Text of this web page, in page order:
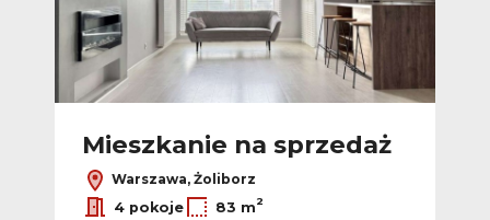
Mieszkanie na sprzedaż
Warszawa, Żoliborz
4 pokoje
83 m2